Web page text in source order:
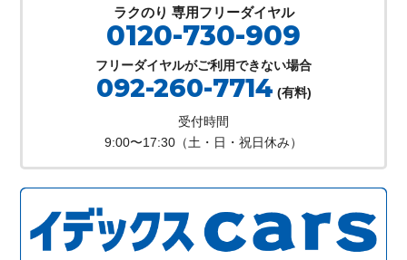
ラクのり 専用フリーダイヤル
0120-730-909
フリーダイヤルがご利用できない場合
092-260-7714 (有料)
受付時間
9:00〜17:30（土・日・祝日休み）